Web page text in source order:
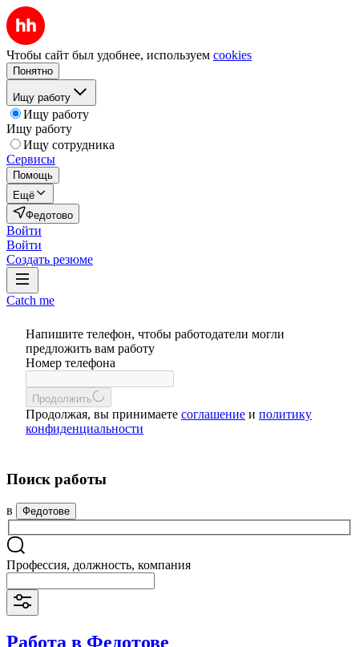
Чтобы сайт был удобнее, используем cookies
Понятно
Ищу работу
Ищу работу
Ищу работу
Ищу сотрудника
Сервисы
Помощь
Ещё
Федотово
Войти
Войти
Создать резюме
Catch me
Напишите телефон, чтобы работодатели могли
предложить вам работу
Номер телефона
Продолжить
Продолжая, вы принимаете соглашение и политику
конфиденциальности
Поиск работы
в Федотове
Профессия, должность, компания
Работа в Федотове